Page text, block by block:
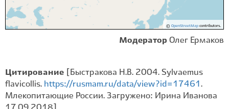
© OpenStreetMapcontributors.
Модератор Олег Ермаков
Цитирование
[Быстракова Н.В. 2004. Sylvaemus
flavicollis. https://rusmam.ru/data/view?id=17461 .
Млекопитающие России. Загружено: Ирина Иванова